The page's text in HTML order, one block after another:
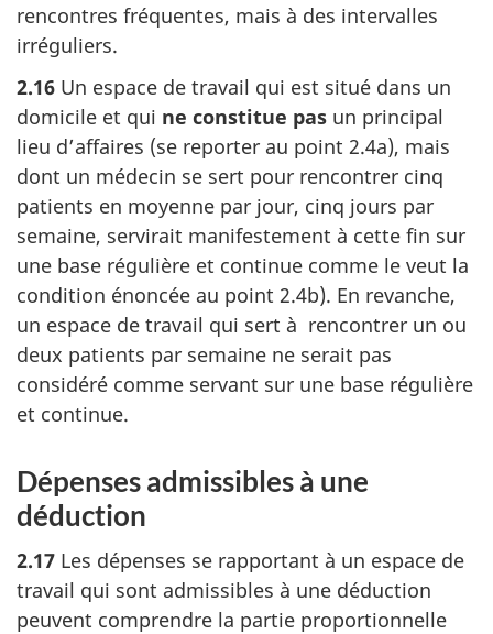
rencontres fréquentes, mais à des intervalles
irréguliers.
2.16 Un espace de travail qui est situé dans un
domicile et qui ne constitue pas un principal
lieu d’affaires (se reporter au point 2.4a), mais
dont un médecin se sert pour rencontrer cinq
patients en moyenne par jour, cinq jours par
semaine, servirait manifestement à cette fin sur
une base régulière et continue comme le veut la
condition énoncée au point 2.4b). En revanche,
un espace de travail qui sert à rencontrer un ou
deux patients par semaine ne serait pas
considéré comme servant sur une base régulière
et continue.
Dépenses admissibles à une
déduction
2.17 Les dépenses se rapportant à un espace de
travail qui sont admissibles à une déduction
peuvent comprendre la partie proportionnelle